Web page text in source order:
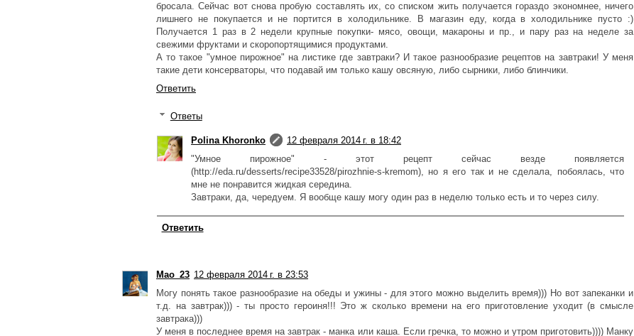
бросала. Сейчас вот снова пробую составлять их, со списком жить получается гораздо экономнее, ничего
лишнего не покупается и не портится в холодильнике. В магазин еду, когда в холодильнике пусто :)
Получается 1 раз в 2 недели крупные покупки- мясо, овощи, макароны и пр., и пару раз на неделе за
свежими фруктами и скоропортящимися продуктами.
А то такое "умное пирожное" на листике где завтраки? И такое разнообразие рецептов на завтраки! У меня
такие дети консерваторы, что подавай им только кашу овсяную, либо сырники, либо блинчики.
Ответить
Ответы
Polina Khoronko
12 февраля 2014 г. в 18:42
"Умное пирожное" - этот рецепт сейчас везде появляется
(http://eda.ru/desserts/recipe33528/pirozhnie-s-kremom), но я его так и не сделала, побоялась, что
мне не понравится жидкая середина.
Завтраки, да, чередуем. Я вообще кашу могу один раз в неделю только есть и то через силу.
Ответить
Мао_23 12 февраля 2014 г. в 23:53
Могу понять такое разнообразие на обеды и ужины - для этого можно выделить время))) Но вот запеканки и
т.д. на завтрак))) - ты просто героиня!!! Это ж сколько времени на его приготовление уходит (в смысле
завтрака)))
У меня в последнее время на завтрак - манка или каша. Если гречка, то можно и утром приготовить)))) Манку